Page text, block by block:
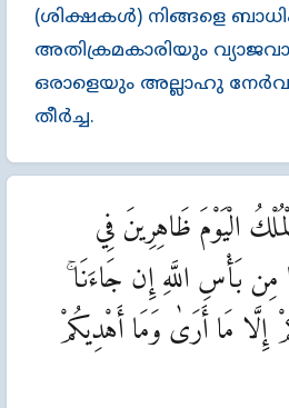
(ശിക്ഷകള്‍) നിങ്ങളെ
അതിക്രമകാരിയും
ഒരാളെയും അല്ലാഹു
തീര്‍ച്ച.
الْيَوْمَ ظَاهِرِينَ فِي
بَأْسِ اللَّهِ إِن جَاءَنَا
إِلَّا مَا أَرَىٰ وَمَا أَهْدِيكُمْ